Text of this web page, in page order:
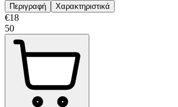
Περιγραφή Χαρακτηριστικά
€18
50